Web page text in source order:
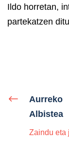
Ildo horretan,
partekatzen
Aurreko
Albistea
Zaindu eta